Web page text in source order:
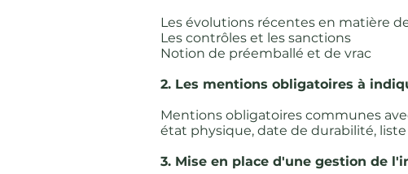
Les évolutions récentes en matière
Les contrôles et les sanctions
Notion de préemballé et de vrac
2. Les mentions obligatoires à
Mentions obligatoires communes
état physique, date de durabilité,
3. Mise en place d'une gestion de